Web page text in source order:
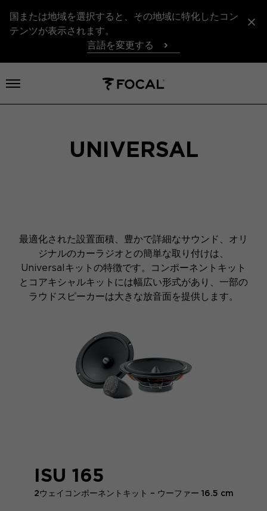
国または地域を選択すると、その地域に特化したコン
テンツが表示されます。
言語を変更する
メニューを開く
UNIVERSAL
最適化された設置面積、豊かで詳細なサウンド、オリ
ジナルのカーラジオとの簡単な取り付けは、
Universalキットの特徴です。コンポーネントキット
とコアキシャルキットには幅広い形式があり、一部の
ラウドスピーカーは大きな放音面を提供します。
ISU 165
2ウェイコンポーネントキット – ウーファー 16.5 cm